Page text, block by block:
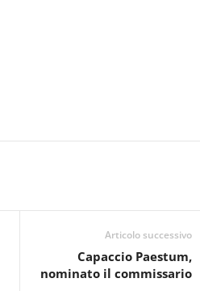
Articolo successivo
Capaccio Paestum,
nominato il commissario